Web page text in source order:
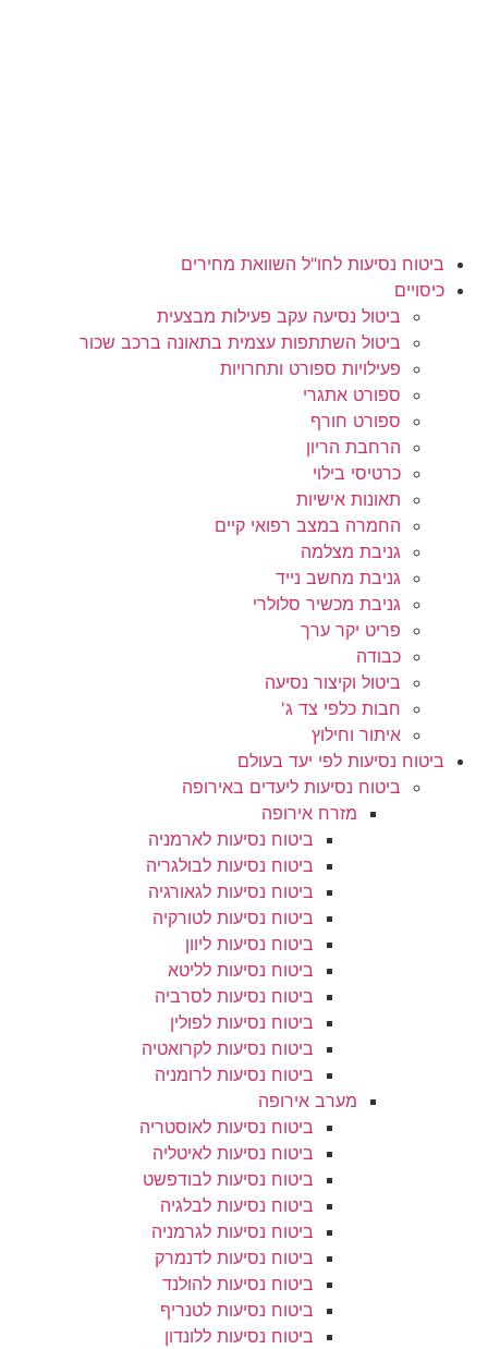
ביטוח נסיעות לחו"ל השוואת מחירים
כיסויים
ביטול נסיעה עקב פעילות מבצעית
ביטול השתתפות עצמית בתאונה ברכב שכור
פעילויות ספורט ותחרויות
ספורט אתגרי
ספורט חורף
הרחבת הריון
כרטיסי בילוי
תאונות אישיות
החמרה במצב רפואי קיים
גניבת מצלמה
גניבת מחשב נייד
גניבת מכשיר סלולרי
פריט יקר ערך
כבודה
ביטול וקיצור נסיעה
חבות כלפי צד ג'
איתור וחילוץ
ביטוח נסיעות לפי יעד בעולם
ביטוח נסיעות ליעדים באירופה
מזרח אירופה
ביטוח נסיעות לארמניה
ביטוח נסיעות לבולגריה
ביטוח נסיעות לגאורגיה
ביטוח נסיעות לטורקיה
ביטוח נסיעות ליוון
ביטוח נסיעות לליטא
ביטוח נסיעות לסרביה
ביטוח נסיעות לפולין
ביטוח נסיעות לקרואטיה
ביטוח נסיעות לרומניה
מערב אירופה
ביטוח נסיעות לאוסטריה
ביטוח נסיעות לאיטליה
ביטוח נסיעות לבודפשט
ביטוח נסיעות לבלגיה
ביטוח נסיעות לגרמניה
ביטוח נסיעות לדנמרק
ביטוח נסיעות להולנד
ביטוח נסיעות לטנריף
ביטוח נסיעות ללונדון